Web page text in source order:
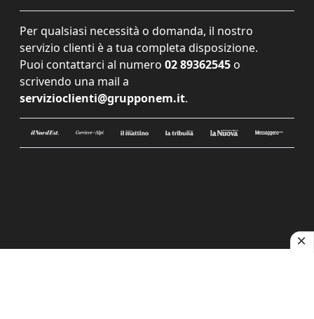
Per qualsiasi necessità o domanda, il nostro
servizio clienti è a tua completa disposizione.
Puoi contattarci al numero 02 89362545 o
scrivendo una mail a
servizioclienti@grupponem.it.